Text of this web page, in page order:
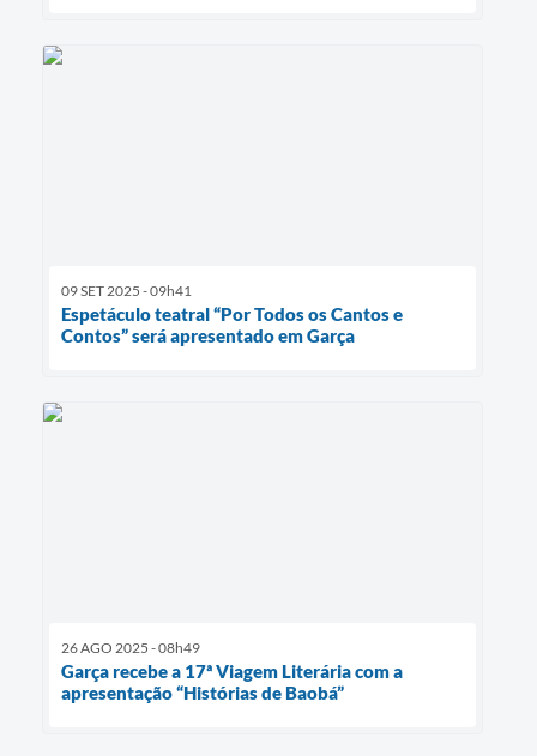
09 SET 2025 - 09h41
Espetáculo teatral “Por Todos os Cantos e
Contos” será apresentado em Garça
26 AGO 2025 - 08h49
Garça recebe a 17ª Viagem Literária com a
apresentação “Histórias de Baobá”